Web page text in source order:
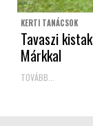
KERTI TANÁCSOK
Tavaszi
Márkkal
TOVÁBB...